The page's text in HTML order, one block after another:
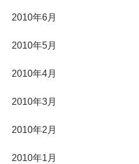
2010年6月
2010年5月
2010年4月
2010年3月
2010年2月
2010年1月